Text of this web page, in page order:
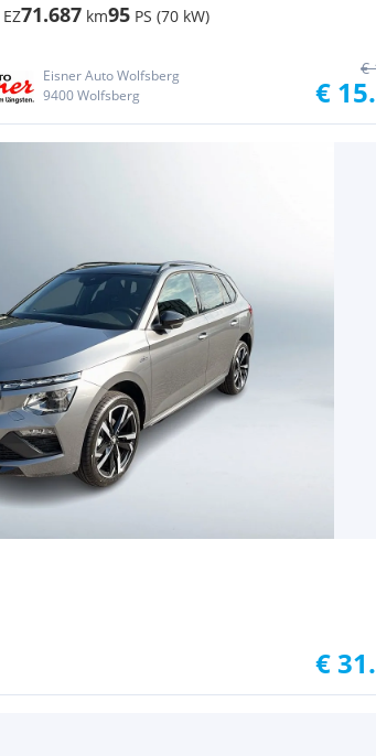
EZ71.687 km95 PS (70 kW)
Eisner Auto Wolfsberg
9400 Wolfsberg
€
€
€